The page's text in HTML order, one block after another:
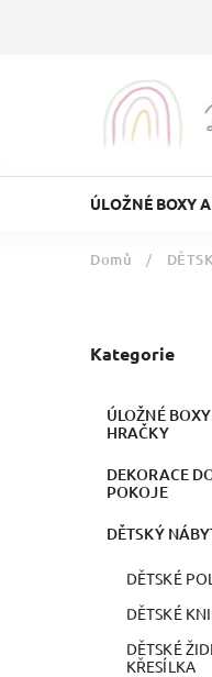
ÚLOŽNÉ BOXY
Domů /
Kategorie
ÚLOŽNÉ
HRAČKY
DEKORACE
POKOJE
DĚTSKÝ
DĚTSKÉ
DĚTSKÉ
DĚTSKÉ
KŘESÍLKA